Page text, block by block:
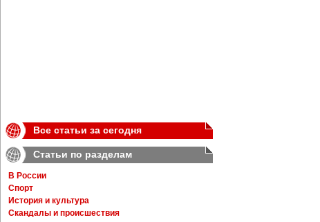
Все статьи за сегодня
Статьи по разделам
В России
Спорт
История и культура
Скандалы и происшествия